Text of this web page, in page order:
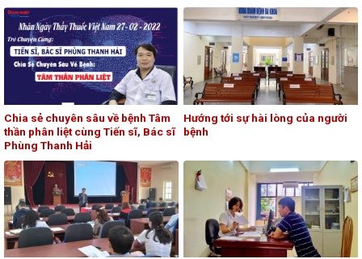
Chia sẻ chuyên sâu về bệnh Tâm
thần phân liệt cùng Tiến sĩ, Bác sĩ
Phùng Thanh Hải
Hướng tới sự hài lòng của người
bệnh